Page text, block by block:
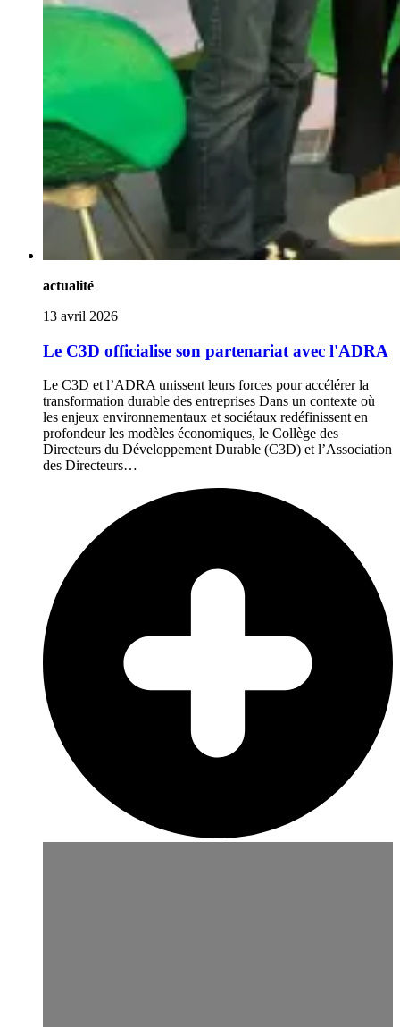
actualité
13 avril 2026
Le C3D officialise son partenariat avec l'ADRA
Le C3D et l’ADRA unissent leurs forces pour accélérer la
transformation durable des entreprises Dans un contexte où
les enjeux environnementaux et sociétaux redéfinissent en
profondeur les modèles économiques, le Collège des
Directeurs du Développement Durable (C3D) et l’Association
des Directeurs…